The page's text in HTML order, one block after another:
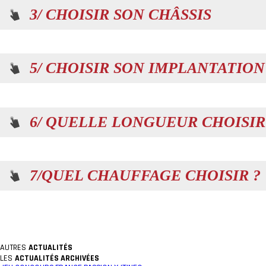
3/ CHOISIR SON CHÂSSIS
5/ CHOISIR SON IMPLANTATION
6/ QUELLE LONGUEUR
7/QUEL CHAUFFAGE CHOISIR ?
AUTRES ACTUALITÉS
LES ACTUALITÉS ARCHIVÉES